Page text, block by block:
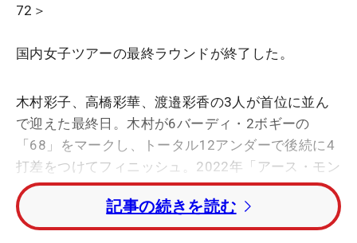
72＞
国内女子ツアーの最終ラウンドが終了した。
木村彩子、高橋彩華、渡邉彩香の3人が首位に並ん
で迎えた最終日。木村が6バーディ・2ボギーの
「68」をマークし、トータル12アンダーで後続に4
打差をつけてフィニッシュ。2022年「アース・モン
ダミンカップ」以来となるツアー通算2勝目を挙げ
た。
記事の続きを読む